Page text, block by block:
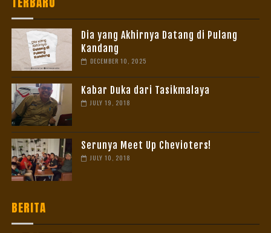
Dia yang Akhirnya Datang di Pulang
Kandang
DECEMBER 10, 2025
Kabar Duka dari Tasikmalaya
JULY 19, 2018
Serunya Meet Up Chevioters!
JULY 10, 2018
BERITA